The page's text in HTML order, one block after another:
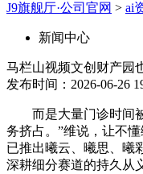
J9旗舰厅·公司官网 > ai
新闻中心
马栏山视频文创财产园
发布时间：2026-06-26
而是大量门诊时间被
务挤占。”维说，让不
已推出曦云、曦思、曦
深耕细分赛道的持久从